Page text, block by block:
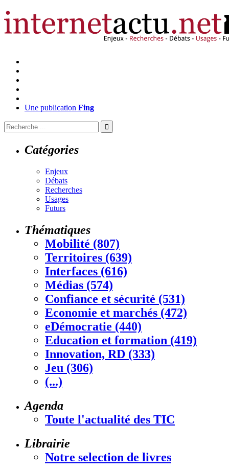
Une publication Fing
Catégories
Enjeux
Débats
Recherches
Usages
Futurs
Thématiques
Mobilité (807)
Territoires (639)
Interfaces (616)
Médias (574)
Confiance et sécurité (531)
Economie et marchés (472)
eDémocratie (440)
Education et formation (419)
Innovation, RD (333)
Jeu (306)
(...)
Agenda
Toute l'actualité des TIC
Librairie
Notre selection de livres